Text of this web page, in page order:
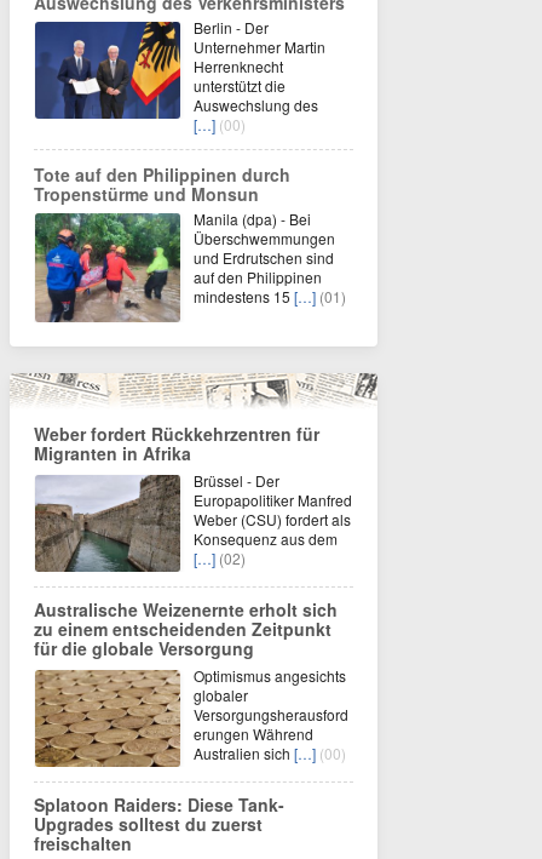
Berlin - Der
Unternehmer Martin
Herrenknecht
unterstützt die
Auswechslung des
[…] (00)
Tote auf den Philippinen durch
Tropenstürme und Monsun
Manila (dpa) - Bei
Überschwemmungen
und Erdrutschen sind
auf den Philippinen
mindestens 15 […] (01)
Weber fordert Rückkehrzentren für
Migranten in Afrika
Brüssel - Der
Europapolitiker Manfred
Weber (CSU) fordert als
Konsequenz aus dem
[…] (02)
Australische Weizenernte erholt sich
zu einem entscheidenden Zeitpunkt
für die globale Versorgung
Optimismus angesichts
globaler
Versorgungsherausford
erungen Während
Australien sich […] (00)
Splatoon Raiders: Diese Tank-
Upgrades solltest du zuerst
freischalten